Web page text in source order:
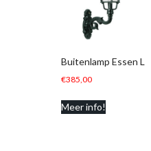
Buitenlamp Essen L
€385,00
Meer info!